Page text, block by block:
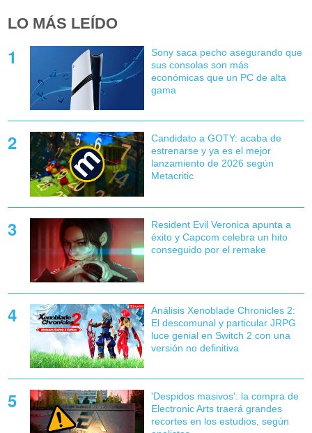
LO MÁS LEÍDO
Sony saca pecho asegurando que
sus consolas son más
económicas que un PC de alta
gama
Candidato a GOTY: acaba de
estrenarse y ya es el mejor
lanzamiento de 2026 según
Metacritic
Resident Evil Veronica apunta a
éxito y Capcom celebra un hito
conseguido por el remake
Análisis Xenoblade Chronicles 2:
El descomunal y particular JRPG
luce genial en Switch 2 con una
versión no definitiva
'Despidos masivos': la compra de
Electronic Arts traerá grandes
recortes en los estudios, según